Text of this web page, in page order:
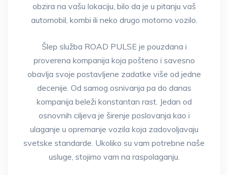
obzira na vašu lokaciju, bilo da je u pitanju vaš
automobil, kombi ili neko drugo motorno vozilo.
Šlep služba ROAD PULSE je pouzdana i
proverena kompanija koja pošteno i savesno
obavlja svoje postavljene zadatke više od jedne
decenije. Od samog osnivanja pa do danas
kompanija beleži konstantan rast. Jedan od
osnovnih ciljeva je širenje poslovanja kao i
ulaganje u opremanje vozila koja zadovoljavaju
svetske standarde. Ukoliko su vam potrebne naše
usluge, stojimo vam na raspolaganju.